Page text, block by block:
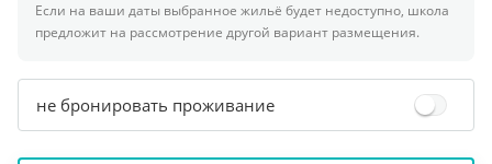
Если на ваши даты выбранное жильё будет недоступно, школа
предложит на рассмотрение другой вариант размещения.
не бронировать проживание
+6